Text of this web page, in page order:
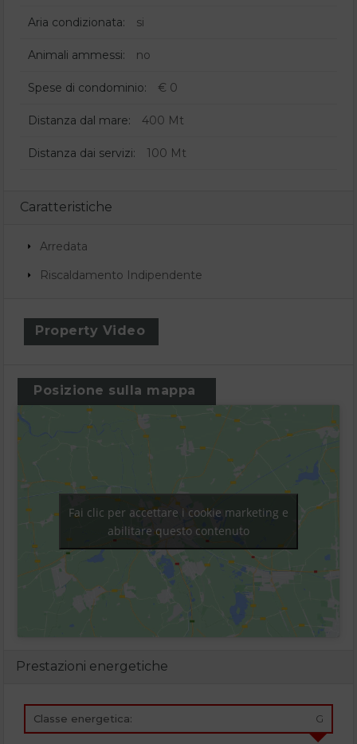
Aria condizionata: si
Animali ammessi: no
Spese di condominio: € 0
Distanza dal mare: 400 Mt
Distanza dai servizi: 100 Mt
Caratteristiche
Arredata
Riscaldamento Indipendente
Property Video
Posizione sulla mappa
Fai clic per accettare i cookie marketing e
abilitare questo contenuto
Prestazioni energetiche
Classe energetica: G